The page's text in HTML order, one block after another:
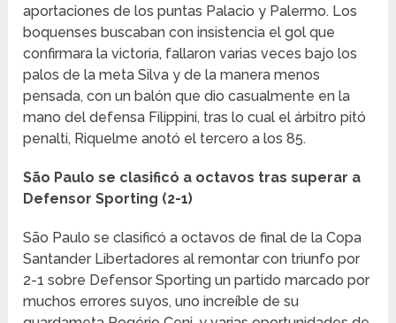
aportaciones de los puntas Palacio y Palermo. Los
boquenses buscaban con insistencia el gol que
confirmara la victoria, fallaron varias veces bajo los
palos de la meta Silva y de la manera menos
pensada, con un balón que dio casualmente en la
mano del defensa Filippini, tras lo cual el árbitro pitó
penalti, Riquelme anotó el tercero a los 85.
São Paulo se clasificó a octavos tras superar a
Defensor Sporting (2-1)
São Paulo se clasificó a octavos de final de la Copa
Santander Libertadores al remontar con triunfo por
2-1 sobre Defensor Sporting un partido marcado por
muchos errores suyos, uno increíble de su